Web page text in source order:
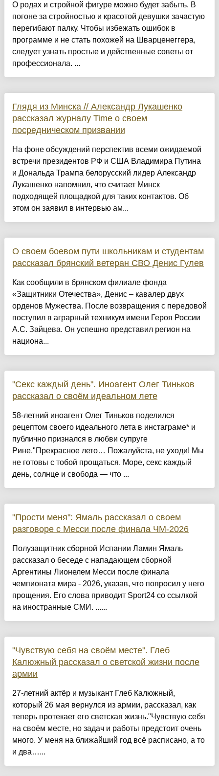
О родах и стройной фигуре можно будет забыть. В
погоне за стройностью и красотой девушки зачастую
перегибают палку. Чтобы избежать ошибок в
программе и не стать похожей на Шварценеггера,
следует узнать простые и действенные советы от
профессионала. ...
Глядя из Минска // Александр Лукашенко
рассказал журналу Time о своем
посредническом призвании
На фоне обсуждений перспектив всеми ожидаемой
встречи президентов РФ и США Владимира Путина
и Дональда Трампа белорусский лидер Александр
Лукашенко напомнил, что считает Минск
подходящей площадкой для таких контактов. Об
этом он заявил в интервью ам...
О своем боевом пути школьникам и студентам
рассказал брянский ветеран СВО Денис Гулев
Как сообщили в брянском филиале фонда
«Защитники Отечества», Денис – кавалер двух
орденов Мужества. После возвращения с передовой
поступил в аграрный техникум имени Героя России
А.С. Зайцева. Он успешно представил регион на
национа...
"Секс каждый день". Иноагент Олег Тиньков
рассказал о своём идеальном лете
58-летний иноагент Олег Тиньков поделился
рецептом своего идеального лета в инстаграме* и
публично признался в любви супруге
Рине."Прекрасное лето… Пожалуйста, не уходи! Мы
не готовы с тобой прощаться. Море, секс каждый
день, солнце и свобода — что ...
"Прости меня": Ямаль рассказал о своем
разговоре с Месси после финала ЧМ-2026
Полузащитник сборной Испании Ламин Ямаль
рассказал о беседе с нападающем сборной
Аргентины Лионелем Месси после финала
чемпионата мира - 2026, указав, что попросил у него
прощения. Его слова приводит Sport24 со ссылкой
на иностранные СМИ. ......
"Чувствую себя на своём месте". Глеб
Калюжный рассказал о светской жизни после
армии
27-летний актёр и музыкант Глеб Калюжный,
который 26 мая вернулся из армии, рассказал, как
теперь протекает его светская жизнь."Чувствую себя
на своём месте, но задач и работы предстоит очень
много. У меня на ближайший год всё расписано, а то
и два…...